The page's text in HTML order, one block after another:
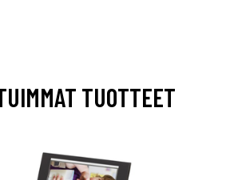
TUOTTEET